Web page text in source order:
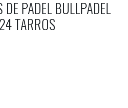
DE PADEL BULLPADEL
TARROS